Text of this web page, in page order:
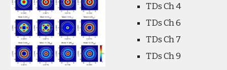
TDs Ch 4
TDs Ch 6
TDs Ch 7
TDs Ch 9